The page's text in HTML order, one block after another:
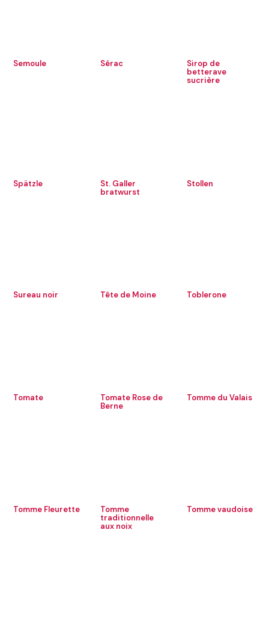
Semoule Sérac
Sirop de
betterave
sucrière
Spätzle
St. Galler
bratwurst
Stollen
Sureau noir Tête de Moine Toblerone
Tomate
Tomate Rose de
Berne
Tomme du Valais
Tomme Fleurette
Tomme
traditionnelle
aux noix
Tomme vaudoise